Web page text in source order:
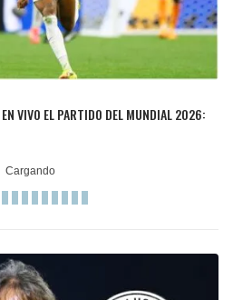
VIVO EL PARTIDO DEL MUNDIAL 2026: